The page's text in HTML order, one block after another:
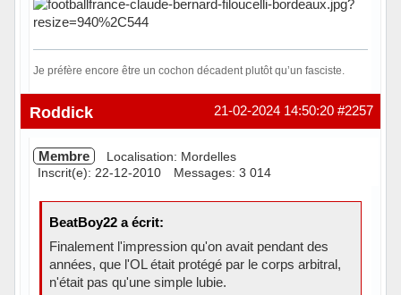
Je préfère encore être un cochon décadent plutôt qu’un fasciste.
Hors ligne #2257
21-02-2024 14:50:20
Roddick
Membre
Localisation: Mordelles
Inscrit(e): 22-12-2010
Messages: 3 014
BeatBoy22 a écrit:
Finalement l'impression qu'on avait pendant des
années, que l'OL était protégé par le corps arbitral,
n'était pas qu'une simple lubie.